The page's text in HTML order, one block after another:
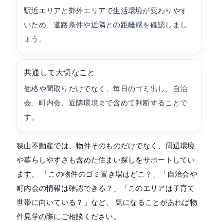
駅近エリアと郊外エリアで生活環境が変わりやす
いため、道路条件や近隣との距離感を確認しまし
ょう。
共通して大切なこと
価格や間取りだけでなく、毎日のゴミ出し、自治
会、町内会、近隣環境まで含めて判断することで
す。
狭山不動産では、物件そのものだけでなく、周辺環境
や暮らしやすさも含めた住まい探しをサポートしてい
ます。 「この物件のゴミ置き場はどこ？」「自治会や
町内会の情報は確認できる？」「このエリアは子育て
世帯に向いている？」など、 気になることがあれば物
件見学の際にご相談ください。